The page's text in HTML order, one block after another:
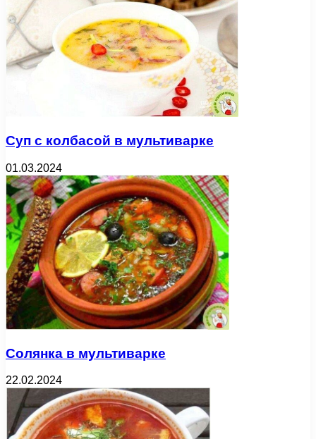
Суп с колбасой в мультиварке
01.03.2024
Солянка в мультиварке
22.02.2024